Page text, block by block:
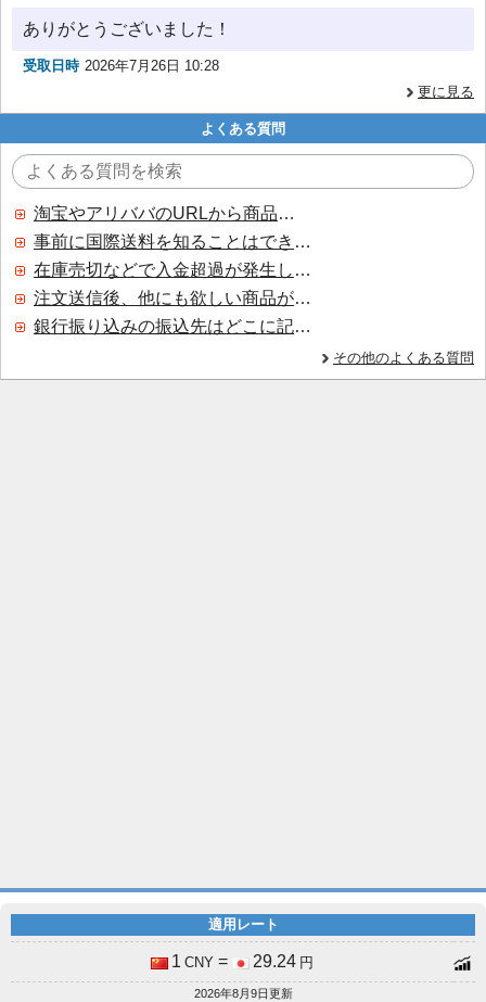
ありがとうございました！
受取日時 2026年7月26日 10:28
更に見る
よくある質問
淘宝やアリババのURLから商品を探すことはできますか？
事前に国際送料を知ることはできますか？
在庫売切などで入金超過が発生した場合はいつ返金されますか？
注文送信後、他にも欲しい商品が見つかった場合、追加注文できますか？
銀行振り込みの振込先はどこに記載されていますか？
その他のよくある質問
適用レート
1 CNY = 29.24 円
2026年8月9日更新